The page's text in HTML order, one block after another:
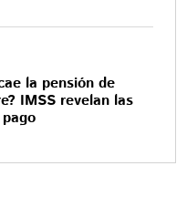
la pensión de
IMSS revelan las